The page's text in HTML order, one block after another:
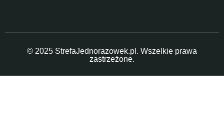
© 2025 StrefaJednorazowek.pl. Wszelkie prawa
zastrzeżone.